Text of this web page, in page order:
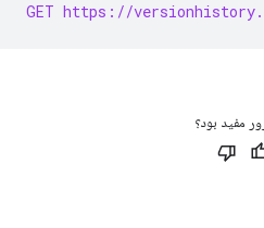
GET https://
مفید بود؟